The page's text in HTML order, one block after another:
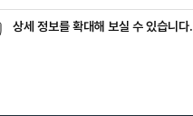
상세 정보를 확대해 보실 수 있습니다.